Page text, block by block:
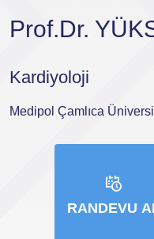
Prof.Dr.
Kardiyoloji
Medipol Çamlıca
RANDEVU